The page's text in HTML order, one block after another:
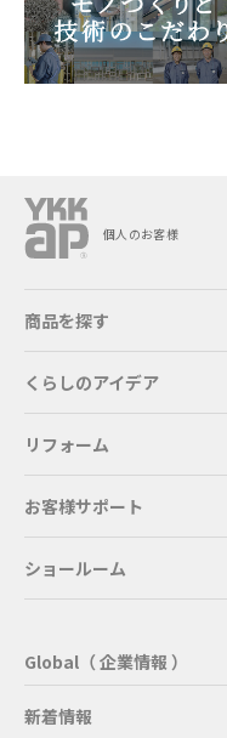
個人のお客様
商品を探す
くらしのアイデア
リフォーム
お客様サポート
ショールーム
Global（ 企業情報 ）
新着情報